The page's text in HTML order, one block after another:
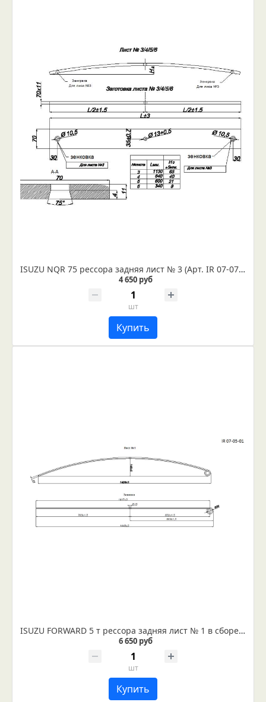
ISUZU NQR 75 рессора задняя лист № 3 (Арт. IR 07-07-03)
4 650 руб
шт
Купить
ISUZU FORWARD 5 т рессора задняя лист № 1 в сборе (Арт. IR 07-05-01в)
6 650 руб
шт
Купить